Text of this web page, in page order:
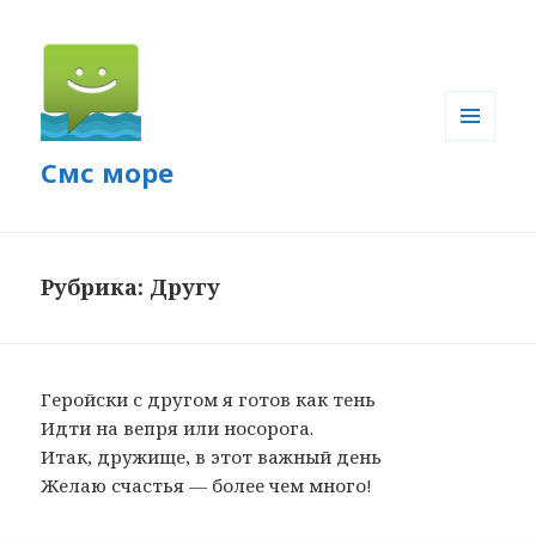
Смс море
Рубрика: Другу
Геройски с другом я готов как тень
Идти на вепря или носорога.
Итак, дружище, в этот важный день
Желаю счастья — более чем много!